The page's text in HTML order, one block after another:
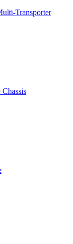
Transporter